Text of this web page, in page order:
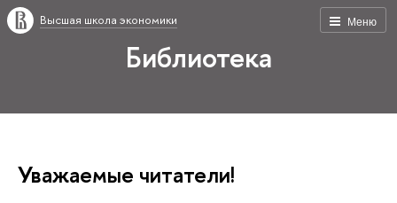
Меню
Высшая школа экономики
Библиотека
Уважаемые читатели!